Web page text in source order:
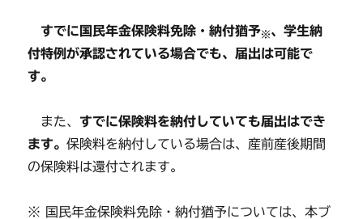
すでに国民年金保険料免除・納付猶予※、学生納
付特例が承認されている場合でも、届出は可能で
す。
また、 すでに保険料を納付していても届出はでき
ます。保険料を納付している場合は、産前産後期間
の保険料は還付されます。
※ 国民年金保険料免除・納付猶予については、本ブ